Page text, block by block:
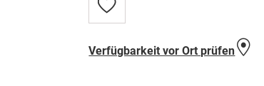
Zur
Wunschliste
Verfügbarkeit vor Ort prüfen